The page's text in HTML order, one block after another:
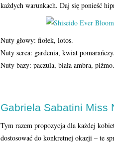
każdych warunkach. Daj się ponieść
Nuty głowy: fiołek, lotos.
Nuty serca: gardenia, kwiat pomarańczy.
Nuty bazy: paczula, biała ambra, piżmo.
Gabriela Sabatini Miss
Tym razem propozycja dla każdej
dostosować do konkretnej okazji – te